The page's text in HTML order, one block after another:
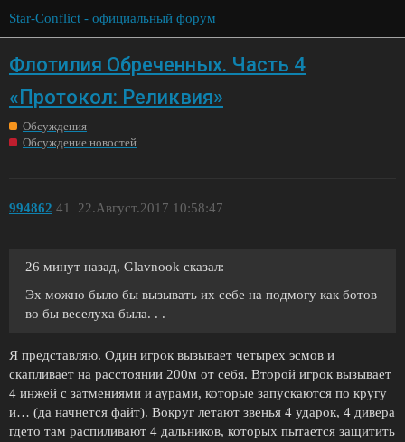
Star-Conflict - официальный форум
Флотилия Обреченных. Часть 4
«Протокол: Реликвия»
Обсуждения
Обсуждение новостей
994862 22.Август.2017 10:58:47
41
26 минут назад, Glavnook сказал:
Эх можно было бы вызывать их себе на подмогу как ботов
во бы веселуха была. . .
Я представляю. Один игрок вызывает четырех эсмов и
скапливает на расстоянии 200м от себя. Второй игрок вызывает
4 инжей с затмениями и аурами, которые запускаются по кругу
и… (да начнется файт). Вокруг летают звенья 4 ударок, 4 дивера
гдето там распиливают 4 дальников, которых пытается защитить